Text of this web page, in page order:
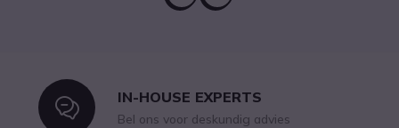
IconIN-HOUSE EXPERTS
Bel ons voor deskundig advies